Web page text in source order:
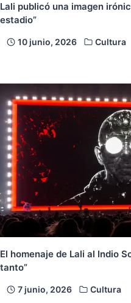
Lali publicó una imagen
estadio”
10 junio, 2026 Cultura
El homenaje de Lali al Indio
tanto”
7 junio, 2026 Cultura